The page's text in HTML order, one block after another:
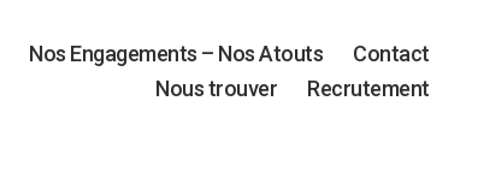
Nos Engagements – Nos Atouts
Contact
Nous trouver
Recrutement